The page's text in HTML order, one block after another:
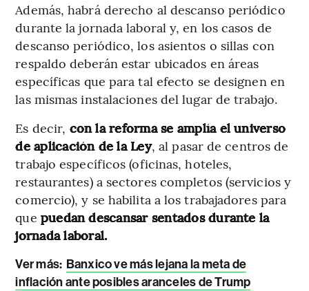
Además, habrá derecho al descanso periódico
durante la jornada laboral y, en los casos de
descanso periódico, los asientos o sillas con
respaldo deberán estar ubicados en áreas
específicas que para tal efecto se designen en
las mismas instalaciones del lugar de trabajo.
Es decir, con la reforma se amplía el universo
de aplicación de la Ley, al pasar de centros de
trabajo específicos (oficinas, hoteles,
restaurantes) a sectores completos (servicios y
comercio), y se habilita a los trabajadores para
que puedan descansar sentados durante la
jornada laboral.
Ver más: Banxico ve más lejana la meta de
inflación ante posibles aranceles de Trump